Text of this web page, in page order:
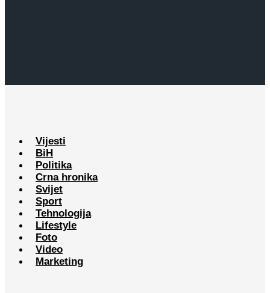
Vijesti
BiH
Politika
Crna hronika
Svijet
Sport
Tehnologija
Lifestyle
Foto
Video
Marketing